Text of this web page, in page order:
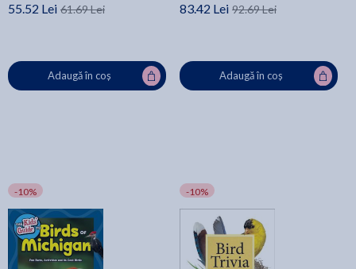
55.52 Lei 61.69 Lei
Adaugă în coș
83.42 Lei 92.69 Lei
Adaugă în coș
-10% -10%